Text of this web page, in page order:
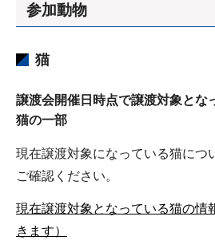
参加動物
猫
譲渡会開催日時点で譲渡対象とな
猫の一部
現在譲渡対象になっている猫につ
ご確認ください。
現在譲渡対象となっている猫の情
きます）